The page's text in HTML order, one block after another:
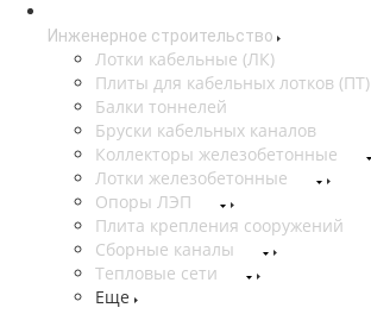
Инженерное строительство
Лотки кабельные (ЛК)
Плиты для кабельных лотков (ПТ)
Балки тоннелей
Бруски кабельных каналов
Коллекторы железобетонные
Лотки железобетонные
Опоры ЛЭП
Плита крепления сооружений
Сборные каналы
Тепловые сети
Еще